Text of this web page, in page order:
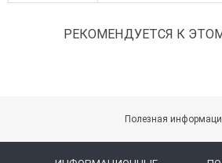
РЕКОМЕНДУЕТСЯ К
Полезная